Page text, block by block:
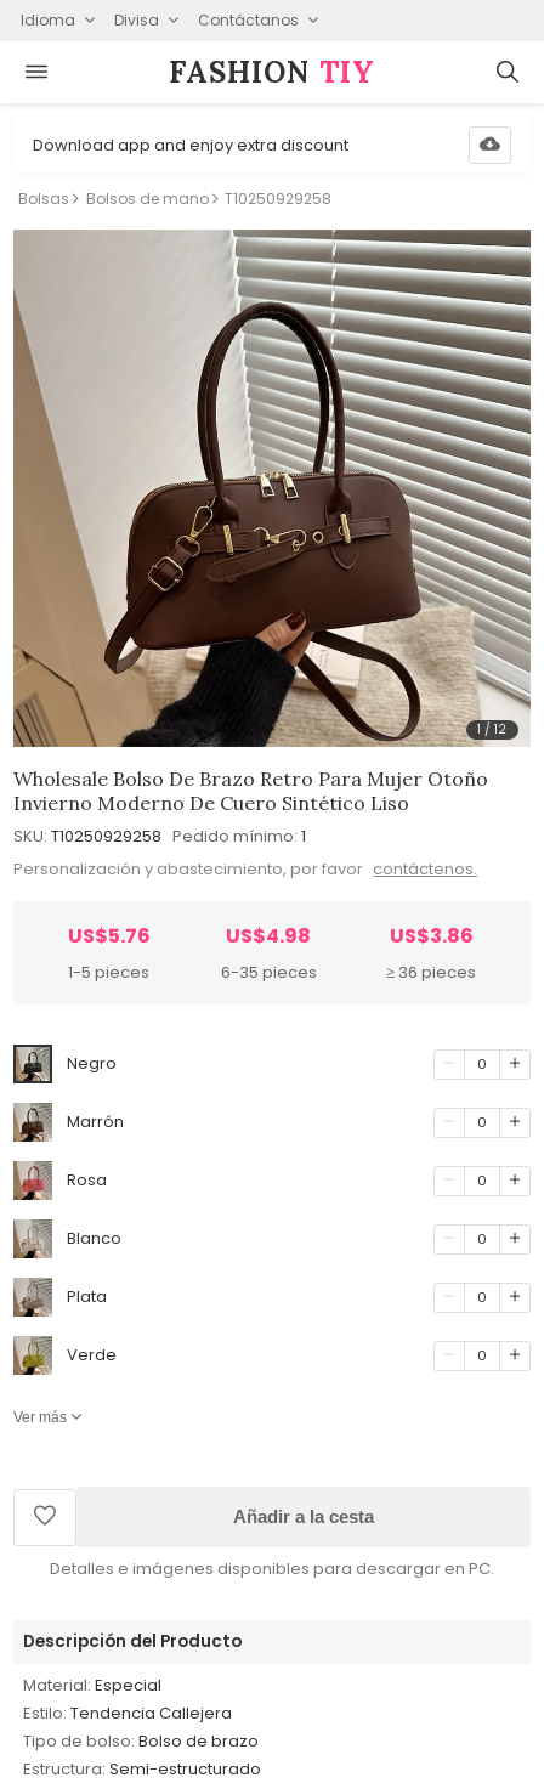
Idioma Divisa Contáctanos
FASHION⁠ TIY
Download app and enjoy extra discount
Bolsas Bolsos de mano T10250929258
1 /12
Wholesale Bolso De Brazo Retro Para Mujer Otoño
Invierno Moderno De Cuero Sintético Liso
SKU: T10250929258 Pedido mínimo: 1
Personalización y abastecimiento, por favor contáctenos.
US$5.76
1-5 pieces
US$4.98
6-35 pieces
US$3.86
≥ 36 pieces
Negro 0
Marrón 0
Rosa 0
Blanco 0
Plata 0
Verde 0
Ver más
Añadir a la cesta
Detalles e imágenes disponibles para descargar en PC.
Descripción del Producto
Material: Especial
Estilo: Tendencia Callejera
Tipo de bolso: Bolso de brazo
Estructura: Semi-estructurado